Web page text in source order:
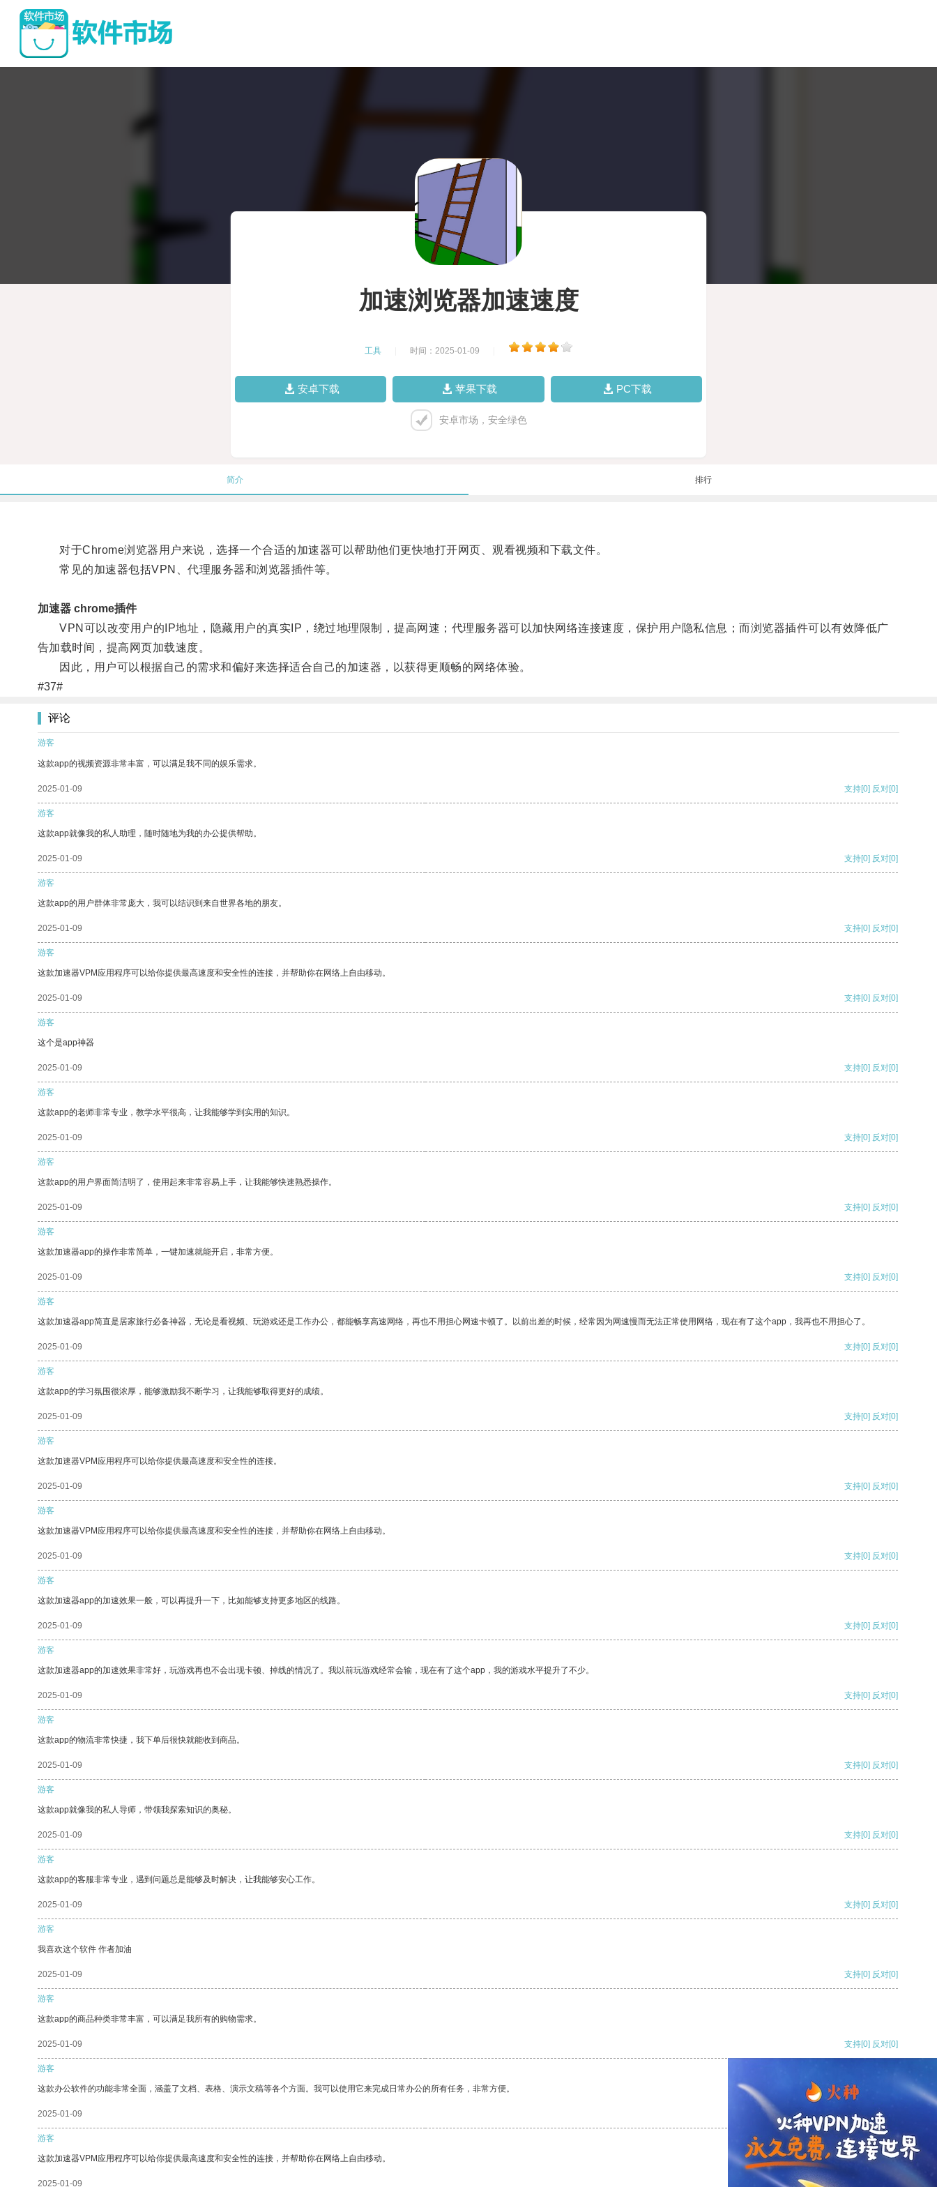
加速浏览器加速速度
工具 时间：2025-01-09
安卓下载 苹果下载 PC下载
安卓市场，安全绿色
简介 排行
对于Chrome浏览器用户来说，选择一个合适的加速器可以帮助他们更快地打开网页、观看视频和下载文件。
常见的加速器包括VPN、代理服务器和浏览器插件等。
加速器 chrome插件
VPN可以改变用户的IP地址，隐藏用户的真实IP，绕过地理限制，提高网速；代理服务器可以加快网络连接速度，保护用户隐私信息；而浏览器插件可以有效降低广
告加载时间，提高网页加载速度。
因此，用户可以根据自己的需求和偏好来选择适合自己的加速器，以获得更顺畅的网络体验。
#37#
评论
游客
这款app的视频资源非常丰富，可以满足我不同的娱乐需求。
2025-01-09 支持[0] 反对[0]
游客
这款app就像我的私人助理，随时随地为我的办公提供帮助。
2025-01-09 支持[0] 反对[0]
游客
这款app的用户群体非常庞大，我可以结识到来自世界各地的朋友。
2025-01-09 支持[0] 反对[0]
游客
这款加速器VPM应用程序可以给你提供最高速度和安全性的连接，并帮助你在网络上自由移动。
2025-01-09 支持[0] 反对[0]
游客
这个是app神器
2025-01-09 支持[0] 反对[0]
游客
这款app的老师非常专业，教学水平很高，让我能够学到实用的知识。
2025-01-09 支持[0] 反对[0]
游客
这款app的用户界面简洁明了，使用起来非常容易上手，让我能够快速熟悉操作。
2025-01-09 支持[0] 反对[0]
游客
这款加速器app的操作非常简单，一键加速就能开启，非常方便。
2025-01-09 支持[0] 反对[0]
游客
这款加速器app简直是居家旅行必备神器，无论是看视频、玩游戏还是工作办公，都能畅享高速网络，再也不用担心网速卡顿了。以前出差的时候，经常因为网速慢而无法正常使用网络，现在有了这个app，我再也不用担心了。
2025-01-09 支持[0] 反对[0]
游客
这款app的学习氛围很浓厚，能够激励我不断学习，让我能够取得更好的成绩。
2025-01-09 支持[0] 反对[0]
游客
这款加速器VPM应用程序可以给你提供最高速度和安全性的连接。
2025-01-09 支持[0] 反对[0]
游客
这款加速器VPM应用程序可以给你提供最高速度和安全性的连接，并帮助你在网络上自由移动。
2025-01-09 支持[0] 反对[0]
游客
这款加速器app的加速效果一般，可以再提升一下，比如能够支持更多地区的线路。
2025-01-09 支持[0] 反对[0]
游客
这款加速器app的加速效果非常好，玩游戏再也不会出现卡顿、掉线的情况了。我以前玩游戏经常会输，现在有了这个app，我的游戏水平提升了不少。
2025-01-09 支持[0] 反对[0]
游客
这款app的物流非常快捷，我下单后很快就能收到商品。
2025-01-09 支持[0] 反对[0]
游客
这款app就像我的私人导师，带领我探索知识的奥秘。
2025-01-09 支持[0] 反对[0]
游客
这款app的客服非常专业，遇到问题总是能够及时解决，让我能够安心工作。
2025-01-09 支持[0] 反对[0]
游客
我喜欢这个软件 作者加油
2025-01-09 支持[0] 反对[0]
游客
这款app的商品种类非常丰富，可以满足我所有的购物需求。
2025-01-09 支持[0] 反对[0]
游客
这款办公软件的功能非常全面，涵盖了文档、表格、演示文稿等各个方面。我可以使用它来完成日常办公的所有任务，非常方便。
2025-01-09 支持 反对
游客
这款加速器VPM应用程序可以给你提供最高速度和安全性的连接，并帮助你在网络上自由移动。
2025-01-09 [0]